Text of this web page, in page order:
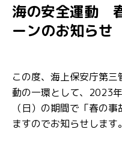
海の安全運動
ーンのお知らせ
この度、海上保安庁第
動の一環として、2023
（日）の期間で「春の
ますのでお知らせします。